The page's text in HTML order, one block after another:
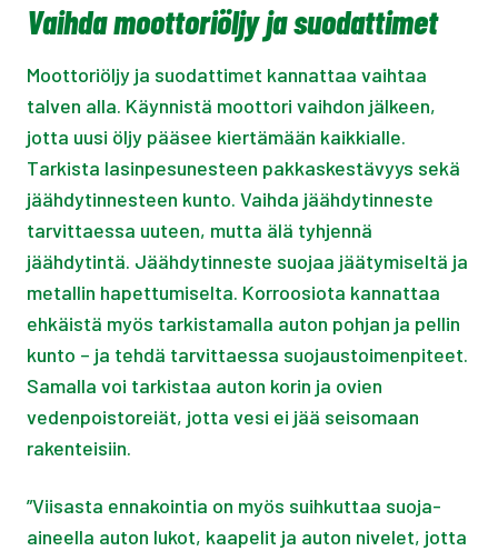
Vaihda moottoriöljy ja suodattimet
Moottoriöljy ja suodattimet kannattaa vaihtaa
talven alla. Käynnistä moottori vaihdon jälkeen,
jotta uusi öljy pääsee kiertämään kaikkialle.
Tarkista lasinpesunesteen pakkaskestävyys sekä
jäähdytinnesteen kunto. Vaihda jäähdytinneste
tarvittaessa uuteen, mutta älä tyhjennä
jäähdytintä. Jäähdytinneste suojaa jäätymiseltä ja
metallin hapettumiselta. Korroosiota kannattaa
ehkäistä myös tarkistamalla auton pohjan ja pellin
kunto – ja tehdä tarvittaessa suojaustoimenpiteet.
Samalla voi tarkistaa auton korin ja ovien
vedenpoistoreiät, jotta vesi ei jää seisomaan
rakenteisiin.
”Viisasta ennakointia on myös suihkuttaa suoja-
aineella auton lukot, kaapelit ja auton nivelet, jotta